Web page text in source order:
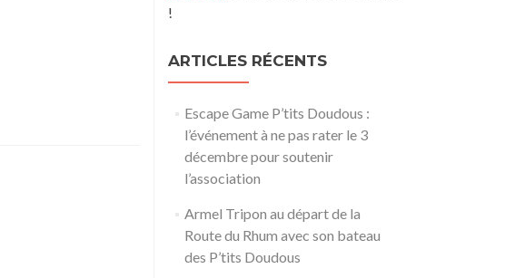
!
ARTICLES RÉCENTS
Escape Game P’tits Doudous :
l’événement à ne pas rater le 3
décembre pour soutenir
l’association
Armel Tripon au départ de la
Route du Rhum avec son bateau
des P’tits Doudous